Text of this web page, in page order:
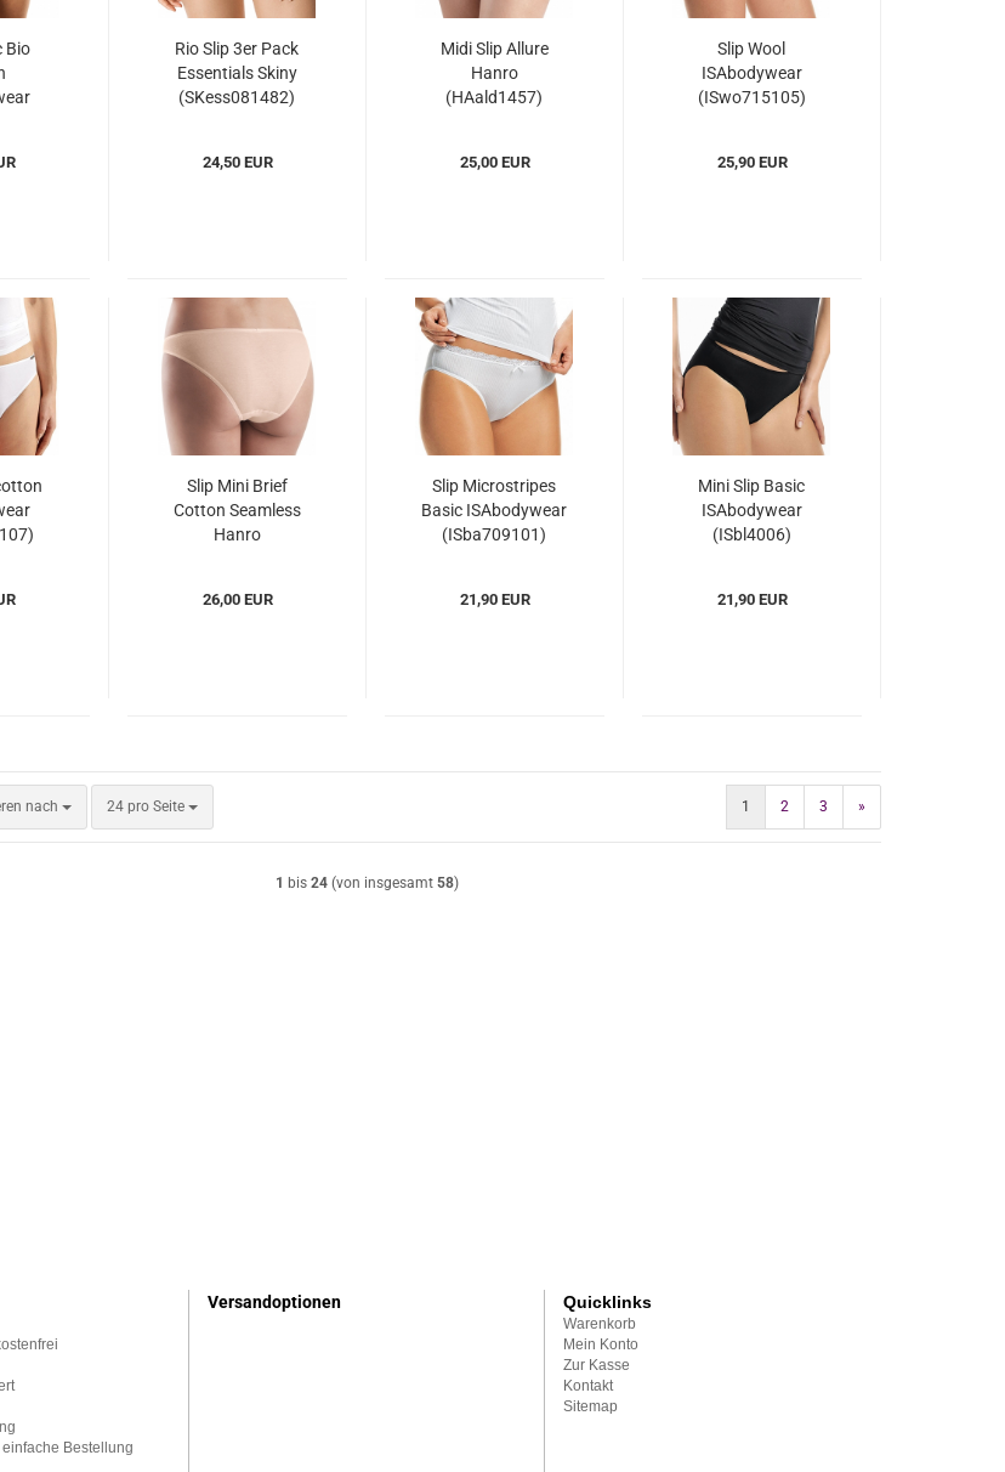
Bio
Rio Slip 3er Pack
Essentials Skiny
(SKess081482)
24,50 EUR
Midi Slip Allure
Hanro
(HAald1457)
25,00 EUR
Slip Wool
ISAbodywear
(ISwo715105)
25,90 EUR
Slip Mini Brief
Cotton Seamless
Hanro
26,00 EUR
Slip Microstripes
Basic ISAbodywear
(ISba709101)
21,90 EUR
Mini Slip Basic
ISAbodywear
(ISbl4006)
21,90 EUR
nach
nach 24 pro Seite
pro Seite 1 2 3 »
1 bis 24(von insgesamt 58)
Bestellung
Versandoptionen Quicklinks
Warenkorb
Mein Konto
Zur Kasse
Kontakt
Sitemap